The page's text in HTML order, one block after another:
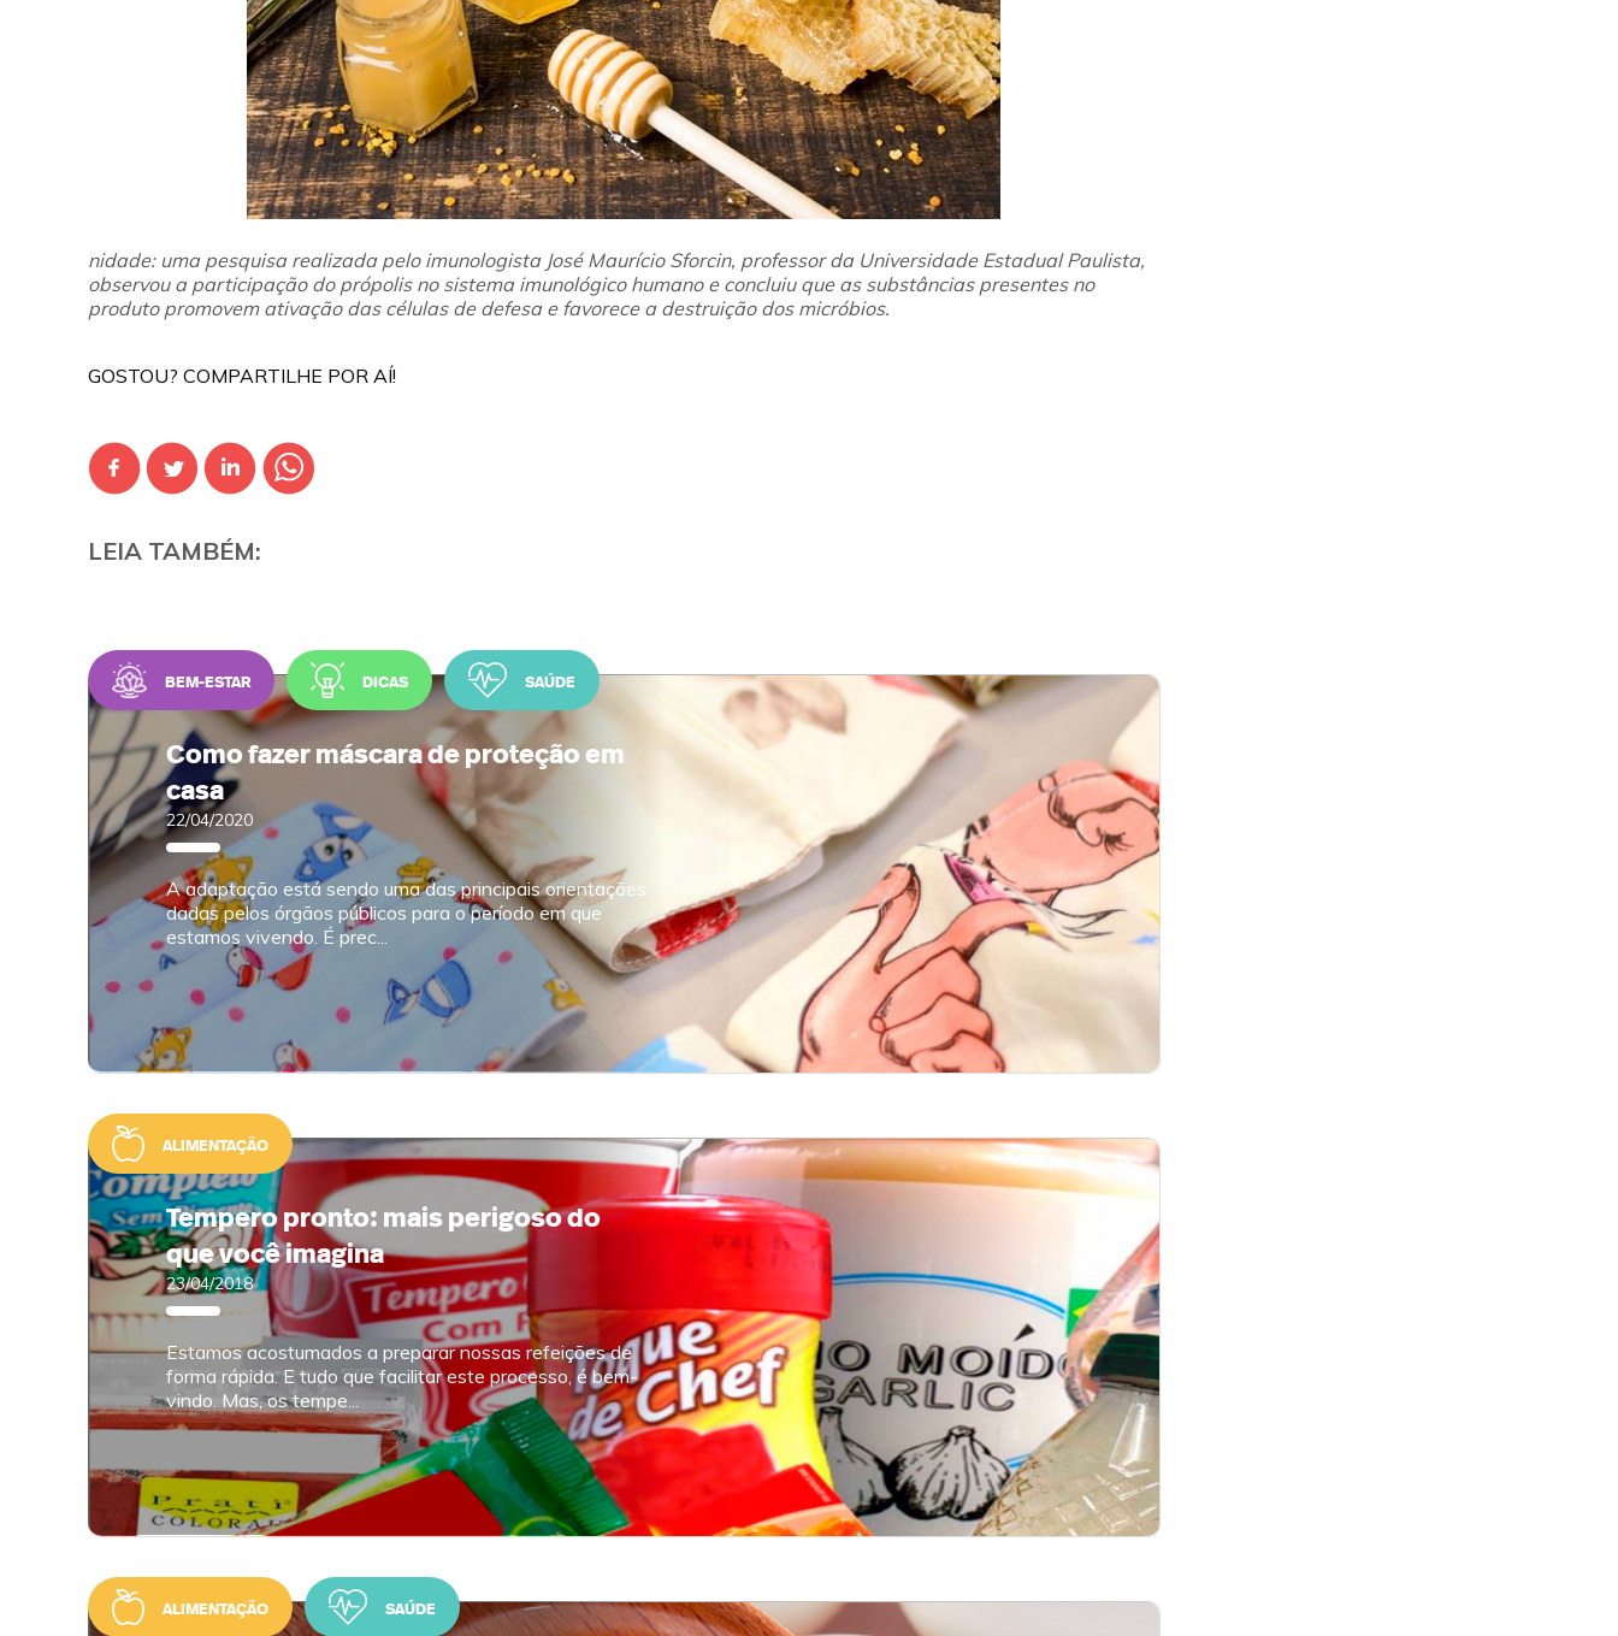
nidade: uma pesquisa realizada pelo imunologista José Maurício Sforcin, professor da Universidade EstadualPaulista,
observou a participação do própolis no sistema imunológico humano e concluiu que as substâncias presentes no
produto promovem ativação das células de defesa e favorece a destruição dos micróbios.
GOSTOU? COMPARTILHE POR AÍ!
LEIA TAMBÉM:
Como fazer máscara de proteção em
casa
22/04/2020
A adaptação está sendo uma das principais orientações
dadas pelos órgãos públicos para o período em que
estamos vivendo. É prec...
BEM-ESTAR DICAS SAÚDE
Tempero pronto: mais perigoso do
que você imagina
23/04/2018
Estamos acostumados a preparar nossas refeições de
forma rápida. E tudo que facilitar este processo, é bem-
vindo. Mas, os tempe...
ALIMENTAÇÃO
ALIMENTAÇÃO SAÚDE